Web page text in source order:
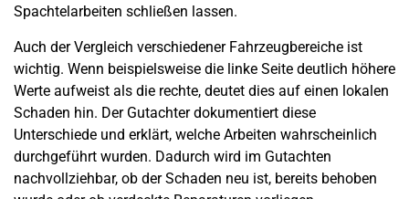
Spachtelarbeiten schließen lassen.
Auch der Vergleich verschiedener Fahrzeugbereiche ist
wichtig. Wenn beispielsweise die linke Seite deutlich höhere
Werte aufweist als die rechte, deutet dies auf einen lokalen
Schaden hin. Der Gutachter dokumentiert diese
Unterschiede und erklärt, welche Arbeiten wahrscheinlich
durchgeführt wurden. Dadurch wird im Gutachten
nachvollziehbar, ob der Schaden neu ist, bereits behoben